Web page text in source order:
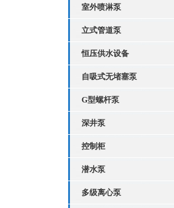
室外喷淋泵
立式管道泵
恒压供水设备
自吸式无堵塞泵
G型螺杆泵
深井泵
控制柜
潜水泵
多级离心泵